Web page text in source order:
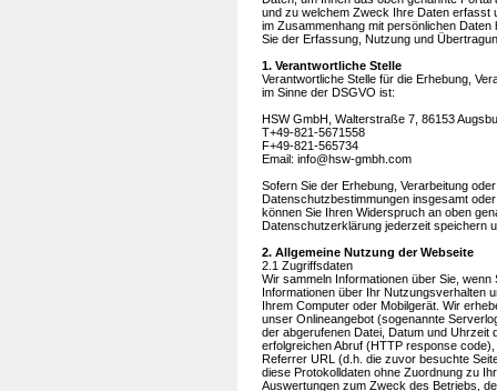
und zu welchem Zweck Ihre Daten erfasst
im Zusammenhang mit persönlichen
Sie der Erfassung, Nutzung und
1. Verantwortliche Stelle
Verantwortliche Stelle für die Erhebung,
im Sinne der DSGVO ist:
HSW GmbH, Walterstraße 7, 86153
T+49-821-5671558
F+49-821-565734
Email: info@hsw-gmbh.com
Sofern Sie der Erhebung, Verarbeitung
Datenschutzbestimmungen insgesamt
können Sie Ihren Widerspruch an oben
Datenschutzerklärung jederzeit speichern
2. Allgemeine Nutzung der Webseite
2.1 Zugriffsdaten
Wir sammeln Informationen über Sie,
Informationen über Ihr Nutzungsverhalten
Ihrem Computer oder Mobilgerät. Wir
unser Onlineangebot (sogenannte
der abgerufenen Datei, Datum und Uhrzeit
erfolgreichen Abruf (HTTP response
Referrer URL (d.h. die zuvor besuchte
diese Protokolldaten ohne Zuordnung zu
Auswertungen zum Zweck des Betriebs,